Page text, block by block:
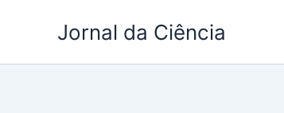
Jornal da Ciência